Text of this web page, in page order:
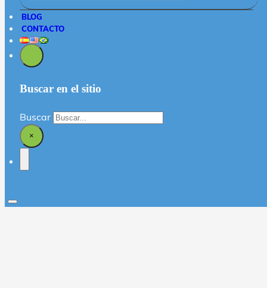
BLOG
CONTACTO
Buscar en el sitio
Buscar
×